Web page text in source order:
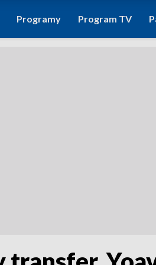
Programy Program TV